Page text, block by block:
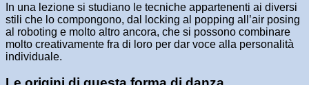
In una lezione si studiano le tecniche appartenenti ai diversi
stili che lo compongono, dal locking al popping all’air posing
al roboting e molto altro ancora, che si possono combinare
molto creativamente fra di loro per dar voce alla personalità
individuale.